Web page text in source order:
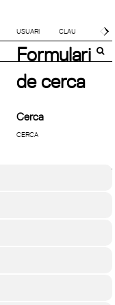
Formulari
de cerca
Cerca